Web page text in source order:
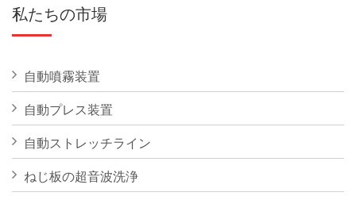
私たちの市場
自動噴霧装置
自動プレス装置
自動ストレッチライン
ねじ板の超音波洗浄